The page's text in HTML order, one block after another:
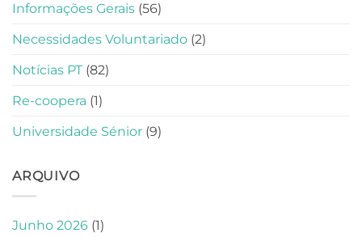
Informações Gerais (56)
Necessidades Voluntariado (2)
Notícias PT (82)
Re-coopera (1)
Universidade Sénior (9)
ARQUIVO
Junho 2026 (1)